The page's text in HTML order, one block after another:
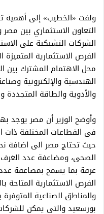
ولفت «الخطيب» إلى أهمية
التعاون الاستثماري بين
الشركات التشيكية على
الفرص الاستثمارية
محل الاهتمام المشترك بين
الهندسية والإلكترونية
والأدوية والطاقة المتجددة
وأوضح الوزير أن مصر يوجد
فى القطاعات المختلفة ذات
الصحى، ومضاعفة عدد
غرفة بما يسمح بمضاعفة
الفرص الاستثمارية المتاحة
والمناطق الصناعية
بورسعيد والتى يمكن